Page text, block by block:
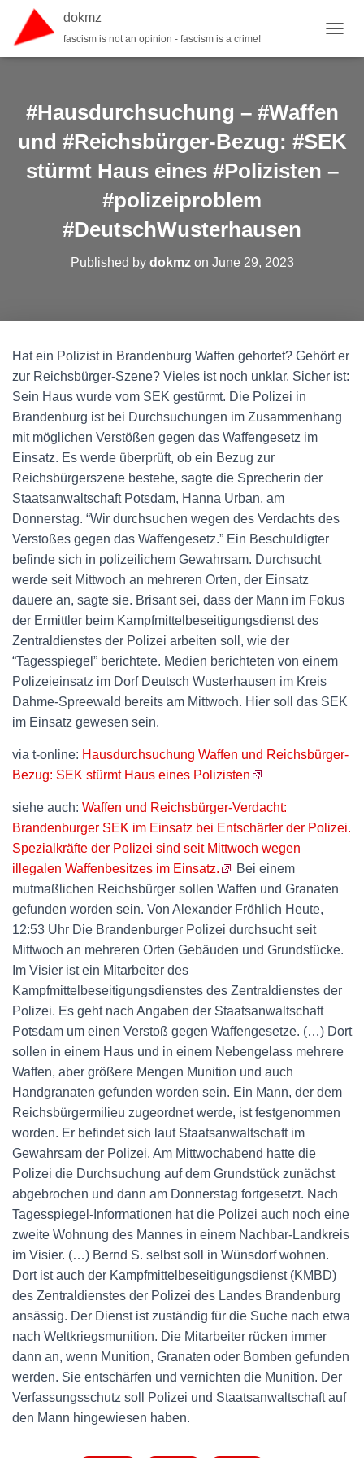
dokmz
fascism is not an opinion - fascism is a crime!
#Hausdurchsuchung – #Waffen
und #Reichsbürger-Bezug: #SEK
stürmt Haus eines #Polizisten –
#polizeiproblem
#DeutschWusterhausen
Published by dokmzon June 29, 2023
Hat ein Polizist in Brandenburg Waffen gehortet? Gehört er
zur Reichsbürger-Szene? Vieles ist noch unklar. Sicher ist:
Sein Haus wurde vom SEK gestürmt. Die Polizei in
Brandenburg ist bei Durchsuchungen im Zusammenhang
mit möglichen Verstößen gegen das Waffengesetz im
Einsatz. Es werde überprüft, ob ein Bezug zur
Reichsbürgerszene bestehe, sagte die Sprecherin der
Staatsanwaltschaft Potsdam, Hanna Urban, am
Donnerstag. “Wir durchsuchen wegen des Verdachts des
Verstoßes gegen das Waffengesetz.” Ein Beschuldigter
befinde sich in polizeilichem Gewahrsam. Durchsucht
werde seit Mittwoch an mehreren Orten, der Einsatz
dauere an, sagte sie. Brisant sei, dass der Mann im Fokus
der Ermittler beim Kampfmittelbeseitigungsdienst des
Zentraldienstes der Polizei arbeiten soll, wie der
“Tagesspiegel” berichtete. Medien berichteten von einem
Polizeieinsatz im Dorf Deutsch Wusterhausen im Kreis
Dahme-Spreewald bereits am Mittwoch. Hier soll das SEK
im Einsatz gewesen sein.
via t-online: Hausdurchsuchung Waffen und Reichsbürger-
Bezug: SEK stürmt Haus eines Polizisten
siehe auch: Waffen und Reichsbürger-Verdacht:
Brandenburger SEK im Einsatz bei Entschärfer der Polizei.
Spezialkräfte der Polizei sind seit Mittwoch wegen
illegalen Waffenbesitzes im Einsatz.
Bei einem
mutmaßlichen Reichsbürger sollen Waffen und Granaten
gefunden worden sein. Von Alexander Fröhlich Heute,
12:53 Uhr Die Brandenburger Polizei durchsucht seit
Mittwoch an mehreren Orten Gebäuden und Grundstücke.
Im Visier ist ein Mitarbeiter des
Kampfmittelbeseitigungsdienstes des Zentraldienstes der
Polizei. Es geht nach Angaben der Staatsanwaltschaft
Potsdam um einen Verstoß gegen Waffengesetze. (…) Dort
sollen in einem Haus und in einem Nebengelass mehrere
Waffen, aber größere Mengen Munition und auch
Handgranaten gefunden worden sein. Ein Mann, der dem
Reichsbürgermilieu zugeordnet werde, ist festgenommen
worden. Er befindet sich laut Staatsanwaltschaft im
Gewahrsam der Polizei. Am Mittwochabend hatte die
Polizei die Durchsuchung auf dem Grundstück zunächst
abgebrochen und dann am Donnerstag fortgesetzt. Nach
Tagesspiegel-Informationen hat die Polizei auch noch eine
zweite Wohnung des Mannes in einem Nachbar-Landkreis
im Visier. (…) Bernd S. selbst soll in Wünsdorf wohnen.
Dort ist auch der Kampfmittelbeseitigungsdienst (KMBD)
des Zentraldienstes der Polizei des Landes Brandenburg
ansässig. Der Dienst ist zuständig für die Suche nach etwa
nach Weltkriegsmunition. Die Mitarbeiter rücken immer
dann an, wenn Munition, Granaten oder Bomben gefunden
werden. Sie entschärfen und vernichten die Munition. Der
Verfassungsschutz soll Polizei und Staatsanwaltschaft auf
den Mann hingewiesen haben.